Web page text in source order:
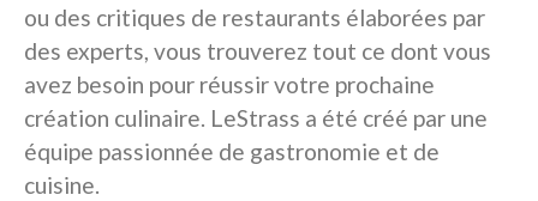
ou des critiques de restaurants élaborées par
des experts, vous trouverez tout ce dont vous
avez besoin pour réussir votre prochaine
création culinaire. LeStrass a été créé par une
équipe passionnée de gastronomie et de
cuisine.